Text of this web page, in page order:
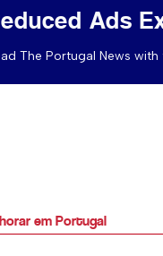
Ads
The Portugal News
em Portugal